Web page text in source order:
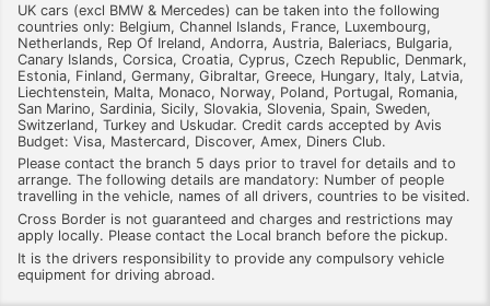
UK cars (excl BMW & Mercedes) can be taken into the following
countries only: Belgium, Channel Islands, France, Luxembourg,
Netherlands, Rep Of Ireland, Andorra, Austria, Baleriacs, Bulgaria,
Canary Islands, Corsica, Croatia, Cyprus, Czech Republic, Denmark,
Estonia, Finland, Germany, Gibraltar, Greece, Hungary, Italy, Latvia,
Liechtenstein, Malta, Monaco, Norway, Poland, Portugal, Romania,
San Marino, Sardinia, Sicily, Slovakia, Slovenia, Spain, Sweden,
Switzerland, Turkey and Uskudar. Credit cards accepted by Avis
Budget: Visa, Mastercard, Discover, Amex, Diners Club.
Please contact the branch 5 days prior to travel for details and to
arrange. The following details are mandatory: Number of people
travelling in the vehicle, names of all drivers, countries to be visited.
Cross Border is not guaranteed and charges and restrictions may
apply locally. Please contact the Local branch before the pickup.
It is the drivers responsibility to provide any compulsory vehicle
equipment for driving abroad.